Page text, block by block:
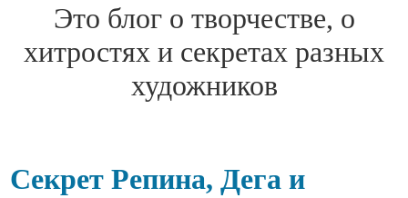
Это блог о творчестве, о
хитростях и секретах разных
художников
Секрет Репина, Дега и